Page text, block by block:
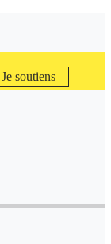
Je soutiens